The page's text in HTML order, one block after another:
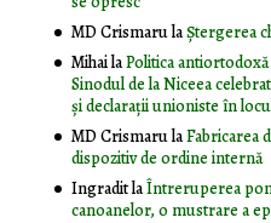
MD CrismarulaŞtergerea
MihailaPolitica
Sinodul de la Niceea
și declarații unioniste în
MD CrismarulaFabricarea
dispozitiv de ordine internă
IngraditlaÎntreruperea
canoanelor, o mustrare a